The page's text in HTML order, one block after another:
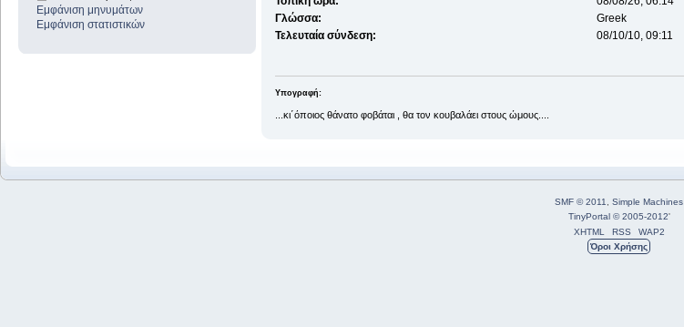
Εμφάνιση μηνυμάτων
Εμφάνιση στατιστικών
Γλώσσα:
Greek
Τελευταία σύνδεση:
08/10/10, 09:11
Υπογραφή:
...κι΄όποιος θάνατο φοβάται , θα τον κουβαλάει στους ώμους....
SMF © 2011
Simple Machines
TinyPortal © 2005-2012'
XHTML
RSS
WAP2
Όροι Χρήσης